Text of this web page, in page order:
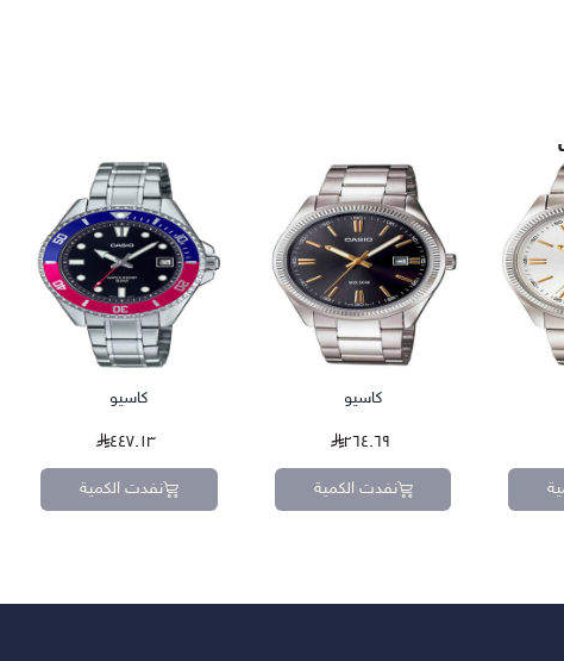
كاسيو
٢٦٤.٦٩
نفدت الكمية
كاسيو
٤٤٧.١٣
نفدت الكمية